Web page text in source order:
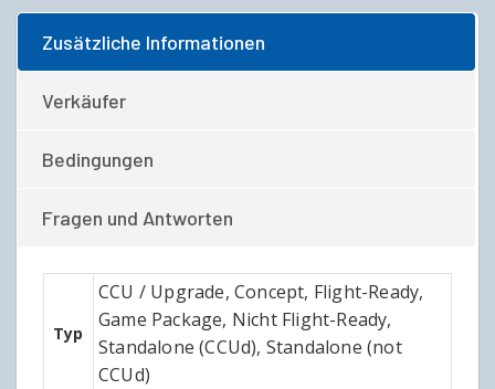
Zusätzliche Informationen
Verkäufer
Bedingungen
Fragen und Antworten
Typ
CCU / Upgrade, Concept, Flight-Ready,
Game Package, Nicht Flight-Ready,
Standalone (CCUd), Standalone (not
CCUd)